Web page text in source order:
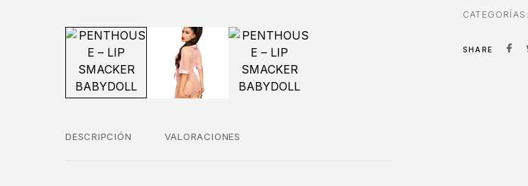
DESCRIPCIÓN VALORACIONES
CATEGORÍAS:
SHARE